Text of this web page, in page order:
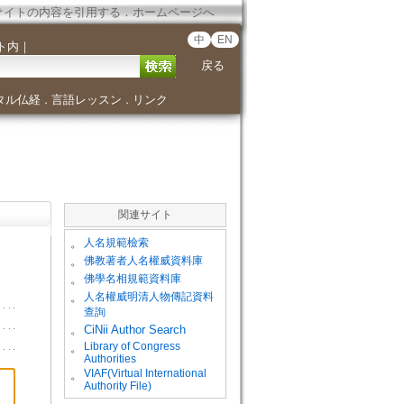
イトの内容を引用する．ホームページへ
内 ｜ 中 EN
戻る
ル仏経． 言語レッスン ． リンク
関連サイト
。 人名規範檢索
。 佛教著者人名權威資料庫
。 佛學名相規範資料庫
。
人名權威明清人物傳記資料
查詢
。
CiNii Author Search
。
Library of Congress
Authorities
。
VIAF(Virtual International
Authority File)